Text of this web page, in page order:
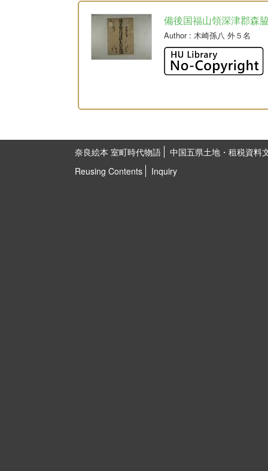
備後国福山領深津郡森
Author: 木崎孫八 外５名
奈良絵本 室町時代物語
中国五県土地・租税資料
Reusing Contents
Inquiry